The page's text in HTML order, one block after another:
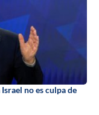
no es culpa de